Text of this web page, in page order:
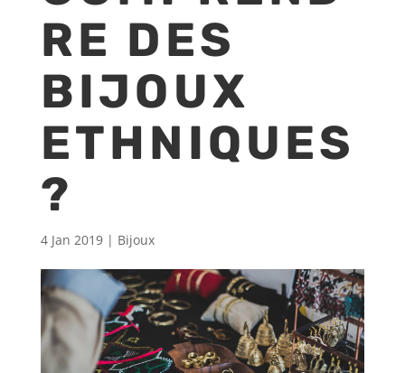
RE DES
BIJOUX
ETHNIQUES
?
4 Jan 2019| Bijoux